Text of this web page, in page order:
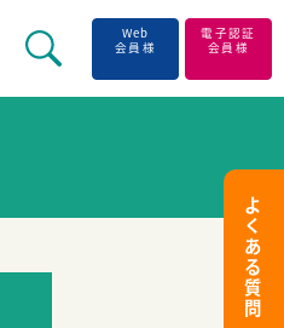
Web
会員様
電子認証
会員様
よ
く
あ
る
質
問